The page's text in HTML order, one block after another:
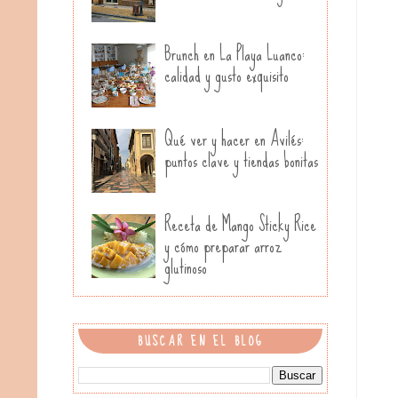
Brunch en La Playa Luanco:
calidad y gusto exquisito
Qué ver y hacer en Avilés:
puntos clave y tiendas bonitas
Receta de Mango Sticky Rice
y cómo preparar arroz
glutinoso
BUSCAR EN EL BLOG